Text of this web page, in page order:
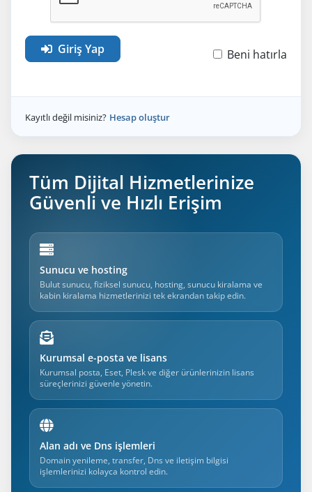
Giriş Yap Beni hatırla
Kayıtlı değil misiniz? Hesap oluştur
Tüm Dijital Hizmetlerinize
Güvenli ve Hızlı Erişim
Sunucu ve hosting
Bulut sunucu, fiziksel sunucu, hosting, sunucu kiralama ve
kabin kiralama hizmetlerinizi tek ekrandan takip edin.
Kurumsal e-posta ve lisans
Kurumsal posta, Eset, Plesk ve diğer ürünlerinizin lisans
süreçlerinizi güvenle yönetin.
Alan adı ve Dns işlemleri
Domain yenileme, transfer, Dns ve iletişim bilgisi
işlemlerinizi kolayca kontrol edin.